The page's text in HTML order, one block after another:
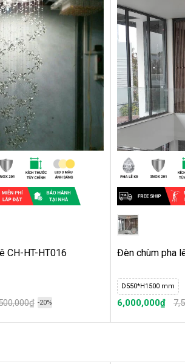
linh hoạt, có loại đổi màu và đơn màu. Với
hiện đại, tiết kiệm điện, ánh sáng trung
bền nên bạn có thể thắp sáng một thời
CH-HT-HT016
-20%
Đèn chùm pha
D550*H1500 mm
6,000,000₫